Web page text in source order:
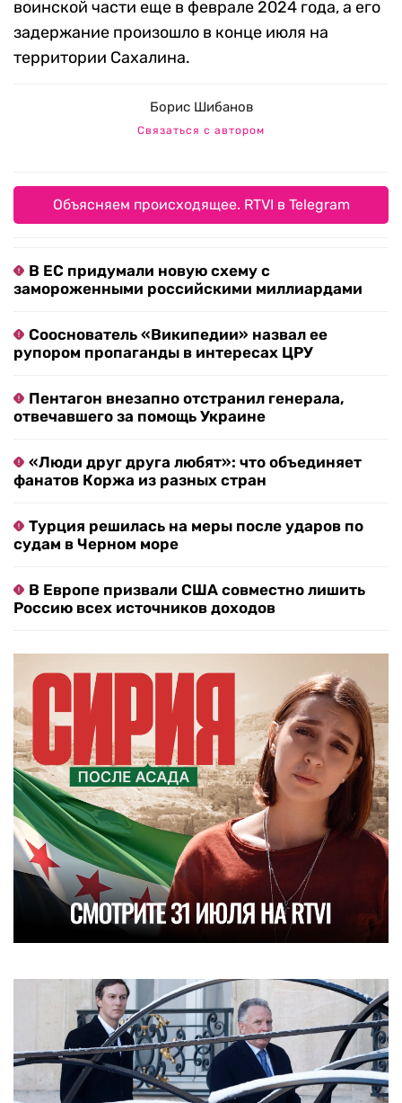
воинской части еще в феврале 2024 года, а его
задержание произошло в конце июля на
территории Сахалина.
Борис Шибанов
Связаться с автором
Объясняем происходящее. RTVI в Telegram
В ЕС придумали новую схему с
замороженными российскими миллиардами
Сооснователь «Википедии» назвал ее
рупором пропаганды в интересах ЦРУ
Пентагон внезапно отстранил генерала,
отвечавшего за помощь Украине
«Люди друг друга любят»: что объединяет
фанатов Коржа из разных стран
Турция решилась на меры после ударов по
судам в Черном море
В Европе призвали США совместно лишить
Россию всех источников доходов